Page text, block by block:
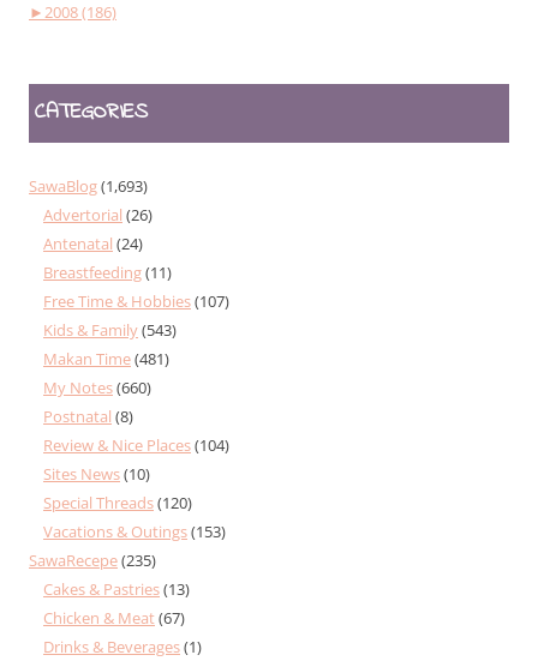
►2008 (186)
CATEGORIES
SawaBlog(1,693)
Advertorial (26)
Antenatal (24)
Breastfeeding(11)
Free Time & Hobbies(107)
Kids & Family(543)
Makan Time(481)
My Notes(660)
Postnatal (8)
Review & Nice Places(104)
Sites News(10)
Special Threads(120)
Vacations & Outings(153)
SawaRecepe(235)
Cakes & Pastries(13)
Chicken & Meat(67)
Drinks & Beverages(1)